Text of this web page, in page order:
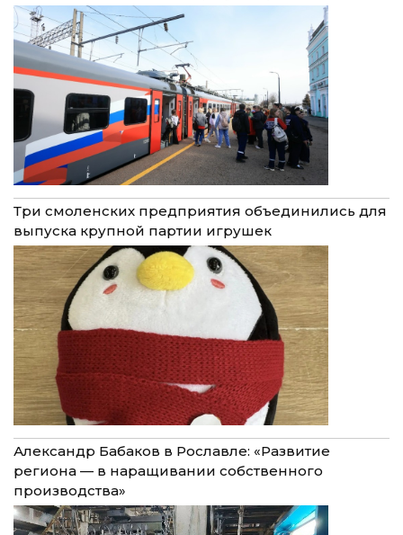
Три смоленских предприятия объединились для
выпуска крупной партии игрушек
Александр Бабаков в Рославле: «Развитие
региона — в наращивании собственного
производства»